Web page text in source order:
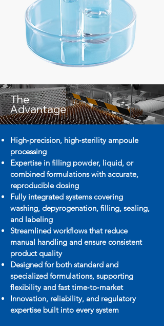
The
Advantage
High‑precision, high‑sterility ampoule
processing
Expertise in filling powder, liquid, or
combined formulations with accurate,
reproducible dosing
Fully integrated systems covering
washing, depyrogenation, filling, sealing,
and labeling
Streamlined workflows that reduce
manual handling and ensure consistent
product quality
Designed for both standard and
specialized formulations, supporting
flexibility and fast time‑to‑market
Innovation, reliability, and regulatory
expertise built into every system